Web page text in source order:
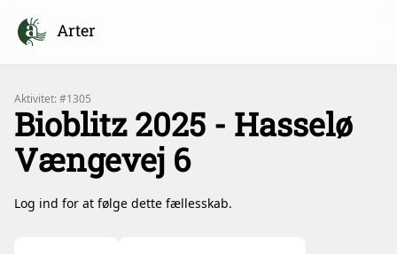
Arter
Aktivitet: #1305
Bioblitz 2025 - Hasselø
Vængevej 6
Log ind for at følge dette fællesskab.